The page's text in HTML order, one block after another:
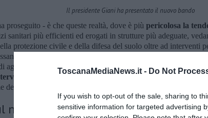
ToscanaMediaNews.it - Do Not
If you wish to opt-out of the sale, sharing to
sensitive information for targeted advertising
Il presidente Giani ha presentato il nuovo bando
proseguito - è che queste realtà, dove è più pericolosa la
sanitari più efficienti ed erogati in strutture più adeguate,
protezione civile e della difesa del suolo oltre ad interventi
godere di nuovi impianti sportivi, giardini pubblici e
aggregazione e di vitalità anche commerciale. Questi ulteriori
da 500mila euro, che daranno ancora più
della Toscana Diffusa che abbiamo voluto inserire nel nostro
nuovo bando regionale